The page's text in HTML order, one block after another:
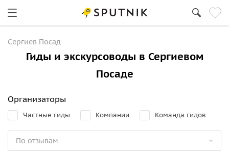
Сергиев Посад
Гиды и экскурсоводы в Сергиевом
Посаде
Организаторы
Частные гиды Компании Команда гидов